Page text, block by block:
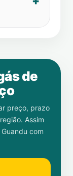
de
preço, prazo
Assim
com